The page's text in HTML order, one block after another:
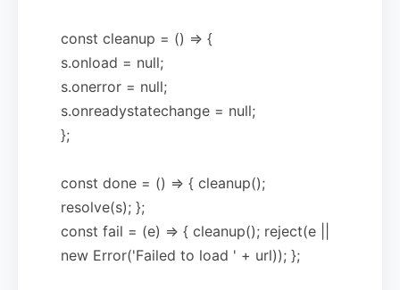
const cleanup = () => {
s.onload = null;
s.onerror = null;
s.onreadystatechange = null;
};
const done = () => { cleanup();
resolve(s); };
const fail = (e) => { cleanup(); reject(e ||
new Error('Failed to load ' + url)); };